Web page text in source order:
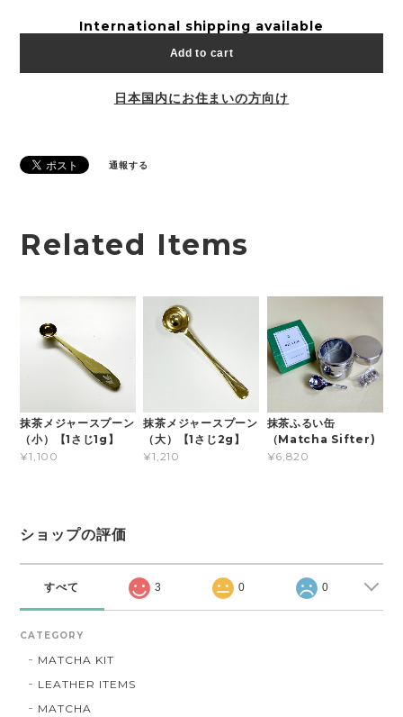
International shipping available
Add to cart
日本国内にお住まいの方向け
通報する
Related Items
抹茶メジャースプーン
（小）【1さじ1g】
¥1,100
抹茶メジャースプーン
（大）【1さじ2g】
¥1,210
抹茶ふるい缶
（Matcha Sifter)
¥6,820
ショップの評価
すべて 3 0 0
CATEGORY
MATCHA KIT
LEATHER ITEMS
MATCHA